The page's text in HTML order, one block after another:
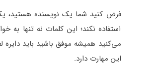
فرض کنید شما یک نویسنده هستید،
استفاده نکند؛ این کلمات نه تنها
می‌کنید همیشه موفق باشید باید
این مهارت دارد.